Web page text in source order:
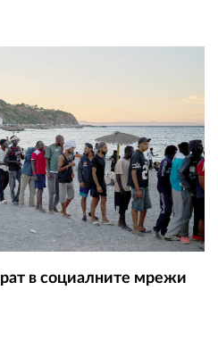
в социалните мрежи